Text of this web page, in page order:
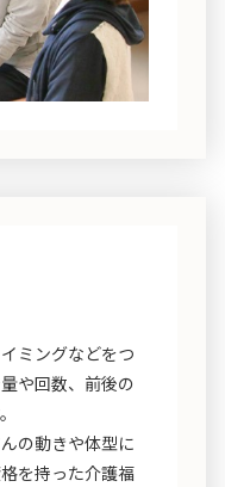
ミングなどをつ
や回数、前後の
の動きや体型に
を持った介護福